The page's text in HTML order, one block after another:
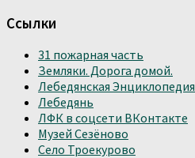
Ссылки
31 пожарная часть
Земляки. Дорога домой.
Лебедянская Энциклопедия
Лебедянь
ЛФК в соцсети ВКонтакте
Музей Сезёново
Село Троекурово